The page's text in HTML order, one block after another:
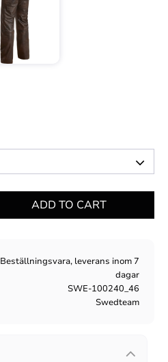
Beställningsvara, leverans inom 7
dagar
SWE-100240_46
Swedteam